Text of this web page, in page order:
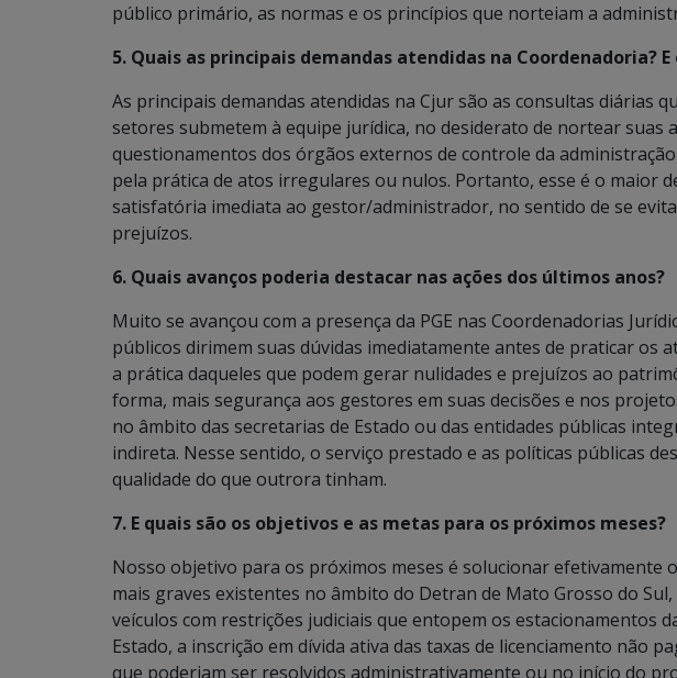
público primário, as normas e os princípios que norteiam a
5. Quais as principais demandas atendidas na Coordenadoria? E
As principais demandas atendidas na Cjur são as consultas diárias
setores submetem à equipe jurídica, no desiderato de nortear suas
questionamentos dos órgãos externos de controle da
pela prática de atos irregulares ou nulos. Portanto, esse é o maior
satisfatória imediata ao gestor/administrador, no sentido de se
prejuízos.
6. Quais avanços poderia destacar nas ações dos últimos anos?
Muito se avançou com a presença da PGE nas Coordenadorias
públicos dirimem suas dúvidas imediatamente antes de praticar os
a prática daqueles que podem gerar nulidades e prejuízos ao
forma, mais segurança aos gestores em suas decisões e nos
no âmbito das secretarias de Estado ou das entidades públicas
indireta. Nesse sentido, o serviço prestado e as políticas públicas
qualidade do que outrora tinham.
7. E quais são os objetivos e as metas para os próximos meses?
Nosso objetivo para os próximos meses é solucionar efetivamente
mais graves existentes no âmbito do Detran de Mato Grosso do
veículos com restrições judiciais que entopem os estacionamentos
Estado, a inscrição em dívida ativa das taxas de licenciamento não
que poderiam ser resolvidos administrativamente ou no início do